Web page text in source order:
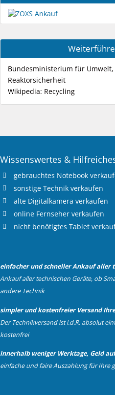
Bundesministerium für
Reaktorsicherheit
Wikipedia: Recycling
Wissenswertes &
gebrauchtes Notebook
sonstige Technik verkaufen
alte Digitalkamera verkaufen
online Fernseher verkaufen
nicht benötigtes Tablet
einfacher und schneller Ankauf aller
Ankauf aller technischen Geräte, ob
andere Technik
simpler und kostenfreier Versand
Der Technikversand ist i.d.R. absolut
kostenfrei
innerhalb weniger Werktage, Geld
einfache und faire Auszahlung für Ihre